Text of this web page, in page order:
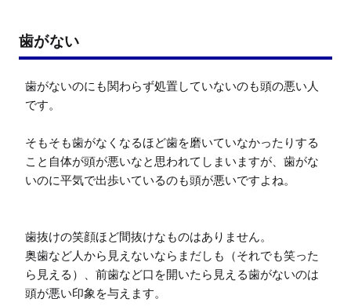
歯がない
歯がないのにも関わらず処置していないのも頭の悪い人
です。
そもそも歯がなくなるほど歯を磨いていなかったりする
こと自体が頭が悪いなと思われてしまいますが、歯がな
いのに平気で出歩いているのも頭が悪いですよね。
歯抜けの笑顔ほど間抜けなものはありません。
奥歯など人から見えないならまだしも（それでも笑った
ら見える）、前歯など口を開いたら見える歯がないのは
頭が悪い印象を与えます。